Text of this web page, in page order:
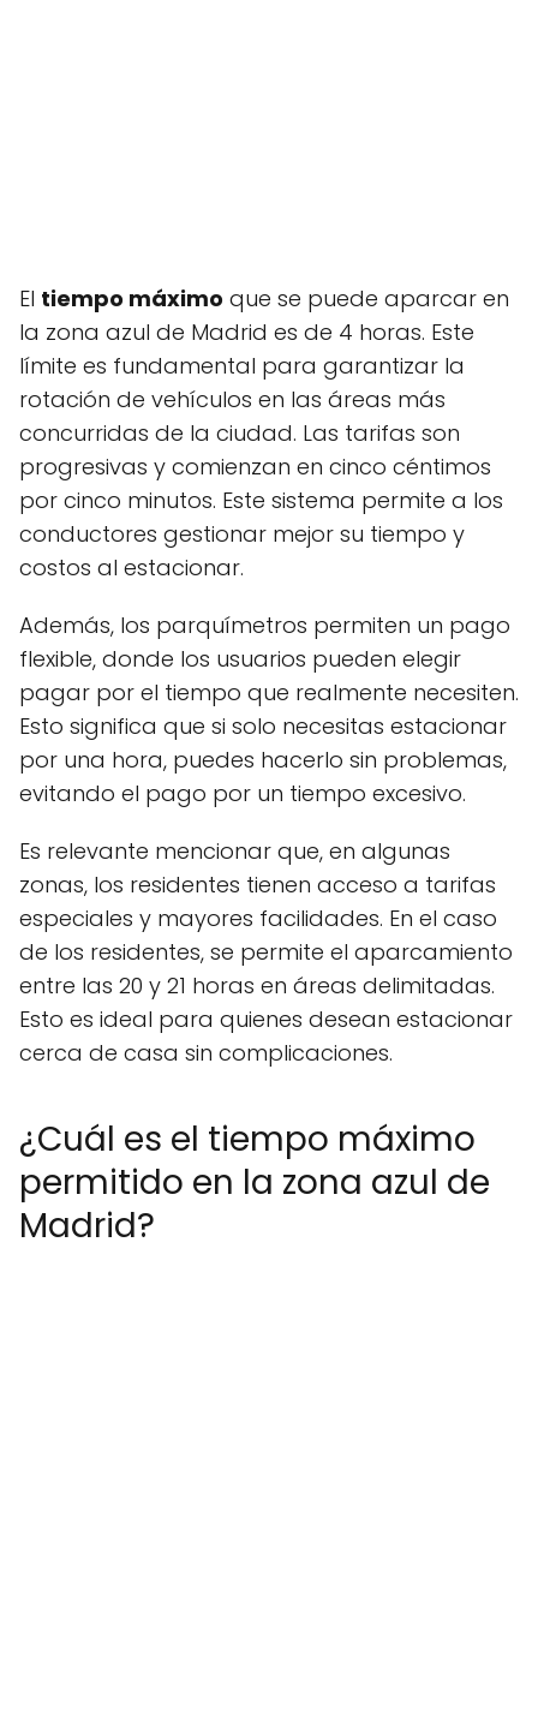
El tiempo máximo que se puede aparcar en
la zona azul de Madrid es de 4 horas. Este
límite es fundamental para garantizar la
rotación de vehículos en las áreas más
concurridas de la ciudad. Las tarifas son
progresivas y comienzan en cinco céntimos
por cinco minutos. Este sistema permite a los
conductores gestionar mejor su tiempo y
costos al estacionar.
Además, los parquímetros permiten un pago
flexible, donde los usuarios pueden elegir
pagar por el tiempo que realmente necesiten.
Esto significa que si solo necesitas estacionar
por una hora, puedes hacerlo sin problemas,
evitando el pago por un tiempo excesivo.
Es relevante mencionar que, en algunas
zonas, los residentes tienen acceso a tarifas
especiales y mayores facilidades. En el caso
de los residentes, se permite el aparcamiento
entre las 20 y 21 horas en áreas delimitadas.
Esto es ideal para quienes desean estacionar
cerca de casa sin complicaciones.
¿Cuál es el tiempo máximo
permitido en la zona azul de
Madrid?